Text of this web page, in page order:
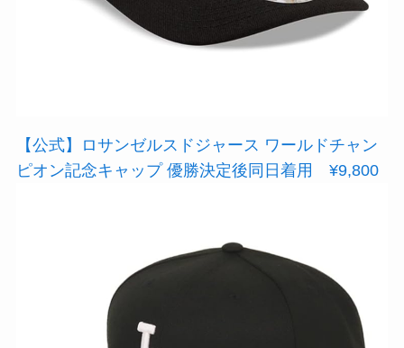
【公式】ロサンゼルスドジャース ワールドチャン
ピオン記念キャップ 優勝決定後同日着用 ¥9,800